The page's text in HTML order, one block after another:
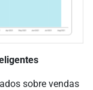
sobre vendas